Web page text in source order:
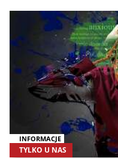
INFORMACJE
TYLKO U NAS